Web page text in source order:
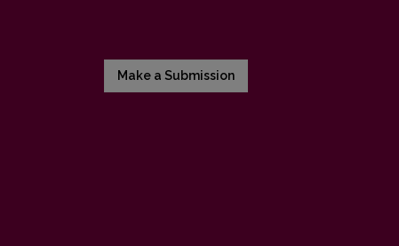
Make a Submission